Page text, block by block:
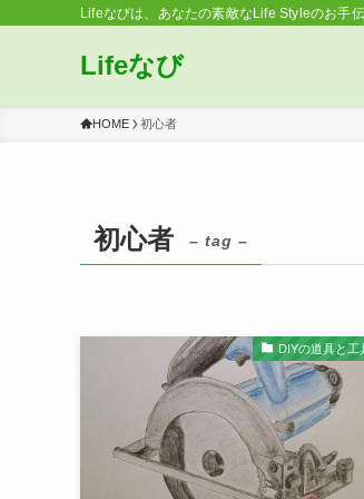
Lifeなびは、あなたの素敵なLife Styleのお手
Lifeなび
HOME 初心者
初心者 – tag –
DIYの道具と工